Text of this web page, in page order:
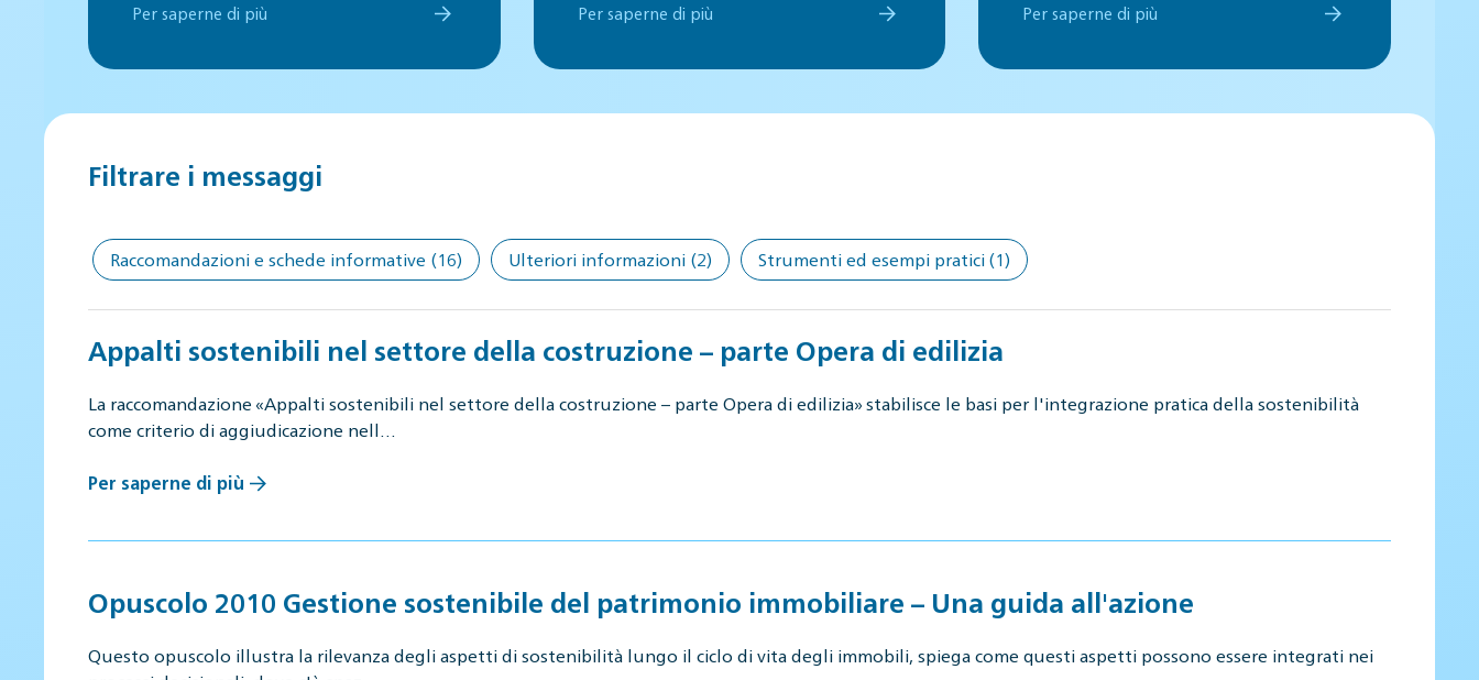
Per saperne di più Per saperne di più Per saperne di più
Filtrare i messaggi
Raccomandazioni e schede informative (16) Ulteriori informazioni (2) Strumenti ed esempi pratici (1)
Appalti sostenibili nel settore della costruzione – parte Opera di edilizia
La raccomandazione «Appalti sostenibili nel settore della costruzione – parte Opera di edilizia» stabilisce le basi per l'integrazione pratica della sostenibilità
come criterio di aggiudicazione nell…
Per saperne di più
Opuscolo 2010 Gestione sostenibile del patrimonio immobiliare – Una guida all'azione
Questo opuscolo illustra la rilevanza degli aspetti di sostenibilità lungo il ciclo di vita degli immobili, spiega come questi aspetti possono essere integrati nei